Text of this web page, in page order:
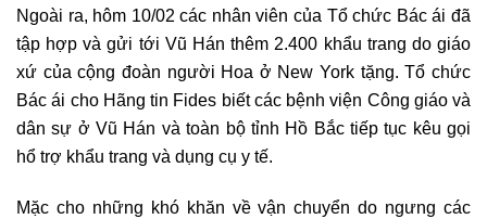
Ngoài ra, hôm 10/02 các nhân viên của Tổ chức Bác ái đã
tập hợp và gửi tới Vũ Hán thêm 2.400 khẩu trang do giáo
xứ của cộng đoàn người Hoa ở New York tặng. Tổ chức
Bác ái cho Hãng tin Fides biết các bệnh viện Công giáo và
dân sự ở Vũ Hán và toàn bộ tỉnh Hồ Bắc tiếp tục kêu gọi
hổ trợ khẩu trang và dụng cụ y tế.
Mặc cho những khó khăn về vận chuyển do ngưng các